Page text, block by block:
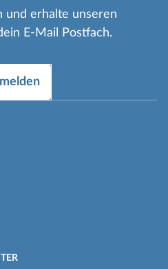
und erhalte unseren
E-Mail Postfach.